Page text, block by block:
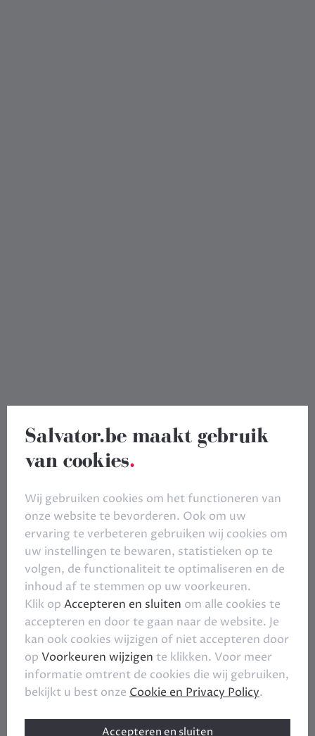
Salvator.be maakt gebruik
van cookies.
Wij gebruiken cookies om het functioneren van
onze website te bevorderen. Ook om uw
ervaring te verbeteren gebruiken wij cookies om
uw instellingen te bewaren, statistieken op te
volgen, de functionaliteit te optimaliseren en de
inhoud af te stemmen op uw voorkeuren.
Klik op Accepteren en sluiten om alle cookies te
accepteren en door te gaan naar de website. Je
kan ook cookies wijzigen of niet accepteren door
op Voorkeuren wijzigen te klikken. Voor meer
informatie omtrent de cookies die wij gebruiken,
bekijkt u best onze Cookie en Privacy Policy.
Accepteren en sluiten